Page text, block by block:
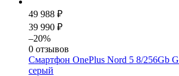
49 988 ₽
39 990 ₽
–20%
0 отзывов
Смартфон OnePlus Nord 5 8/256Gb
серый